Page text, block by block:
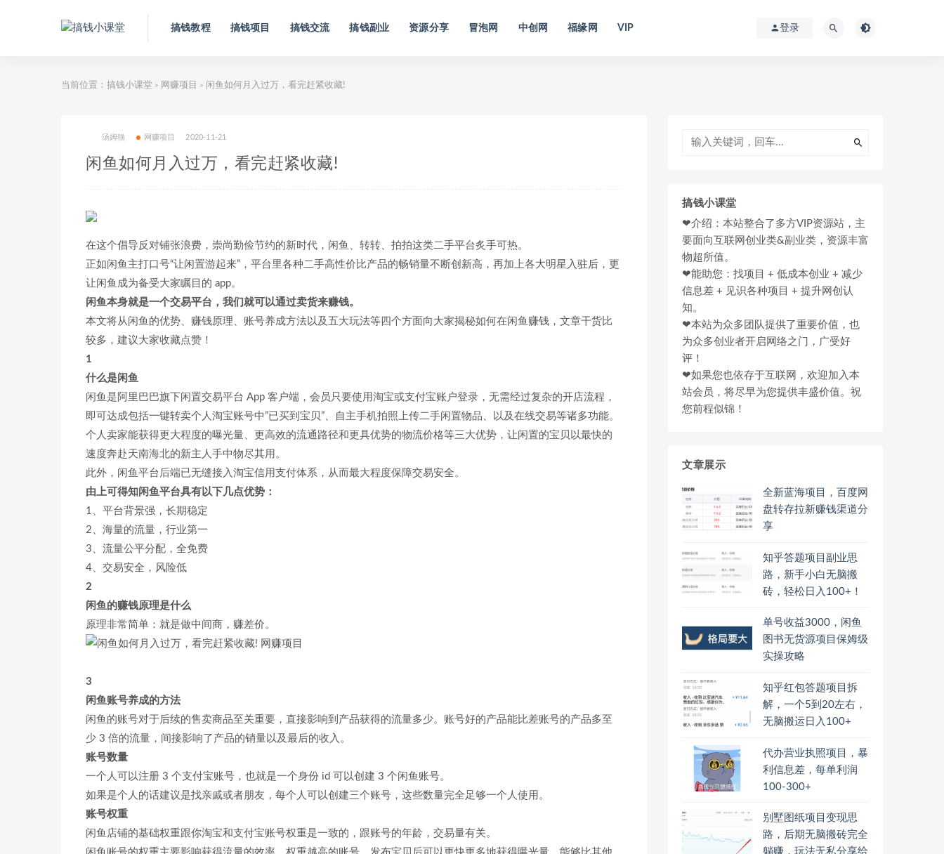
搞钱教程 搞钱项目 搞钱交流 搞钱副业 资源分享 冒泡网 中创网 福缘网 VIP 登录
当前位置： 搞钱小课堂 > 网赚项目 > 闲鱼如何月入过万，看完赶紧收藏!
汤姆猫 网赚项目 2020-11-21
闲鱼如何月入过万，看完赶紧收藏!
在这个倡导反对铺张浪费，崇尚勤俭节约的新时代，闲鱼、转转、拍拍这类二手平台炙手可热。
正如闲鱼主打口号“让闲置游起来”，平台里各种二手高性价比产品的畅销量不断创新高，再加上各大明星入驻后，更
让闲鱼成为备受大家瞩目的 app。
闲鱼本身就是一个交易平台，我们就可以通过卖货来赚钱。
本文将从闲鱼的优势、赚钱原理、账号养成方法以及五大玩法等四个方面向大家揭秘如何在闲鱼赚钱，文章干货比
较多，建议大家收藏点赞！
1
什么是闲鱼
闲鱼是阿里巴巴旗下闲置交易平台 App 客户端，会员只要使用淘宝或支付宝账户登录，无需经过复杂的开店流程，
即可达成包括一键转卖个人淘宝账号中”已买到宝贝”、自主手机拍照上传二手闲置物品、以及在线交易等诸多功能。
个人卖家能获得更大程度的曝光量、更高效的流通路径和更具优势的物流价格等三大优势，让闲置的宝贝以最快的
速度奔赴天南海北的新主人手中物尽其用。
此外，闲鱼平台后端已无缝接入淘宝信用支付体系，从而最大程度保障交易安全。
由上可得知闲鱼平台具有以下几点优势：
1、平台背景强，长期稳定
2、海量的流量，行业第一
3、流量公平分配，全免费
4、交易安全，风险低
2
闲鱼的赚钱原理是什么
原理非常简单：就是做中间商，赚差价。
3
闲鱼账号养成的方法
闲鱼的账号对于后续的售卖商品至关重要，直接影响到产品获得的流量多少。账号好的产品能比差账号的产品多至
少 3 倍的流量，间接影响了产品的销量以及最后的收入。
账号数量
一个人可以注册 3 个支付宝账号，也就是一个身份 id 可以创建 3 个闲鱼账号。
如果是个人的话建议是找亲戚或者朋友，每个人可以创建三个账号，这些数量完全足够一个人使用。
账号权重
闲鱼店铺的基础权重跟你淘宝和支付宝账号权重是一致的，跟账号的年龄，交易量有关。
搞钱小课堂
❤介绍：本站整合了多方VIP资源站，主
要面向互联网创业类&副业类，资源丰富
物超所值。
❤能助您：找项目 + 低成本创业 + 减少
信息差 + 见识各种项目 + 提升网创认
知。
❤本站为众多团队提供了重要价值，也
为众多创业者开启网络之门，广受好
评！
❤如果您也依存于互联网，欢迎加入本
站会员，将尽早为您提供丰盛价值。祝
您前程似锦！
文章展示
全新蓝海项目，百度网
盘转存拉新赚钱渠道分
享
知乎答题项目副业思
路，新手小白无脑搬
砖，轻松日入100+！
单号收益3000，闲鱼
图书无货源项目保姆级
实操攻略
知乎红包答题项目拆
解，一个5到20左右，
无脑搬运日入100+
代办营业执照项目，暴
利信息差，每单利润
100-300+
别墅图纸项目变现思
路，后期无脑搬砖完全
躺赚，玩法无私分享给